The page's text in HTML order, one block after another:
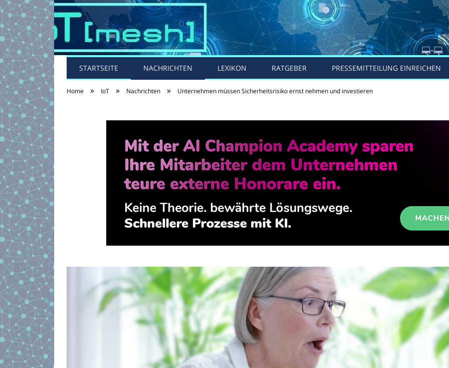
STARTSEITE NACHRICHTEN LEXIKON RATGEBER PRESSEMITTEILUNG EINREICHEN
Home » IoT » Nachrichten » Unternehmen müssen Sicherheitsrisiko ernst nehmen und investieren